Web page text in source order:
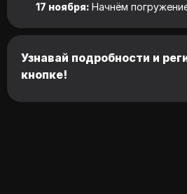
17 ноября: Начнём
Узнавай подробности и
кнопке!